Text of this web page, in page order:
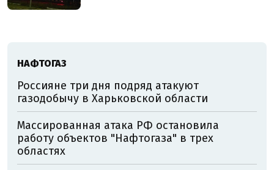
НАФТОГАЗ
Россияне три дня подряд атакуют
газодобычу в Харьковской области
Массированная атака РФ остановила
работу объектов "Нафтогаза" в трех
областях